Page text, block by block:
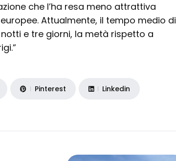
che l’ha resa meno attrattiva
Attualmente, il tempo medio di
e tre giorni, la metà rispetto a
Pinterest Linkedin